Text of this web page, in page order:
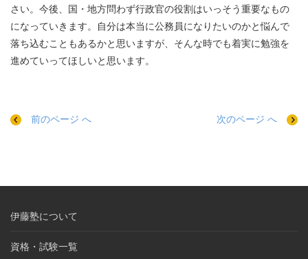
さい。今後、国・地方問わず行政官の役割はいっそう重要なもの
になっていきます。自分は本当に公務員になりたいのかと悩んで
落ち込むこともあるかと思いますが、そんな時でも着実に勉強を
進めていってほしいと思います。
前のページ へ 次のページ へ
伊藤塾について
資格・試験一覧